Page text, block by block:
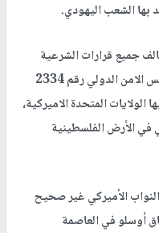
بها الشعب اليهودي.
جميع قرارات الشرعية
الدولية والقانون الدولي، خاصة قرار مجلس الامن الدولي رقم 2334
المتحدة الاميركية،
في الأرض الفلسطينية
الأميركي غير صحيح
أوسلو في العاصمة